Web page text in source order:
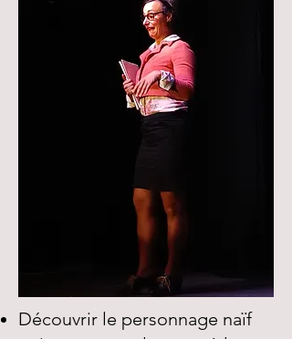
Découvrir le personnage naïf